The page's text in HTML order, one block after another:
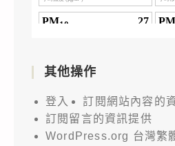
其他操作
登入
訂閱網站內容的
訂閱留言的資訊提供
WordPress.org 台灣繁